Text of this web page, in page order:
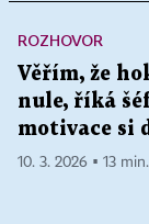
ROZHOVOR
Věřím, že
nule, říká
motivace si
10. 3. 2026 ▪ 13